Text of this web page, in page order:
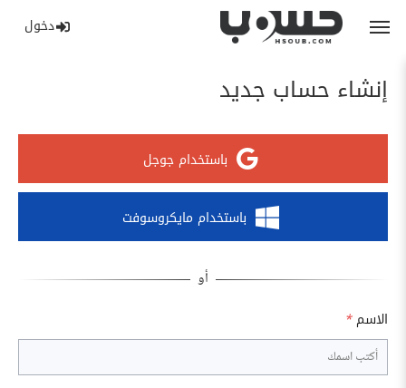
دخول
إنشاء حساب جديد
باستخدام جوجل
باستخدام مايكروسوفت
الاسم *